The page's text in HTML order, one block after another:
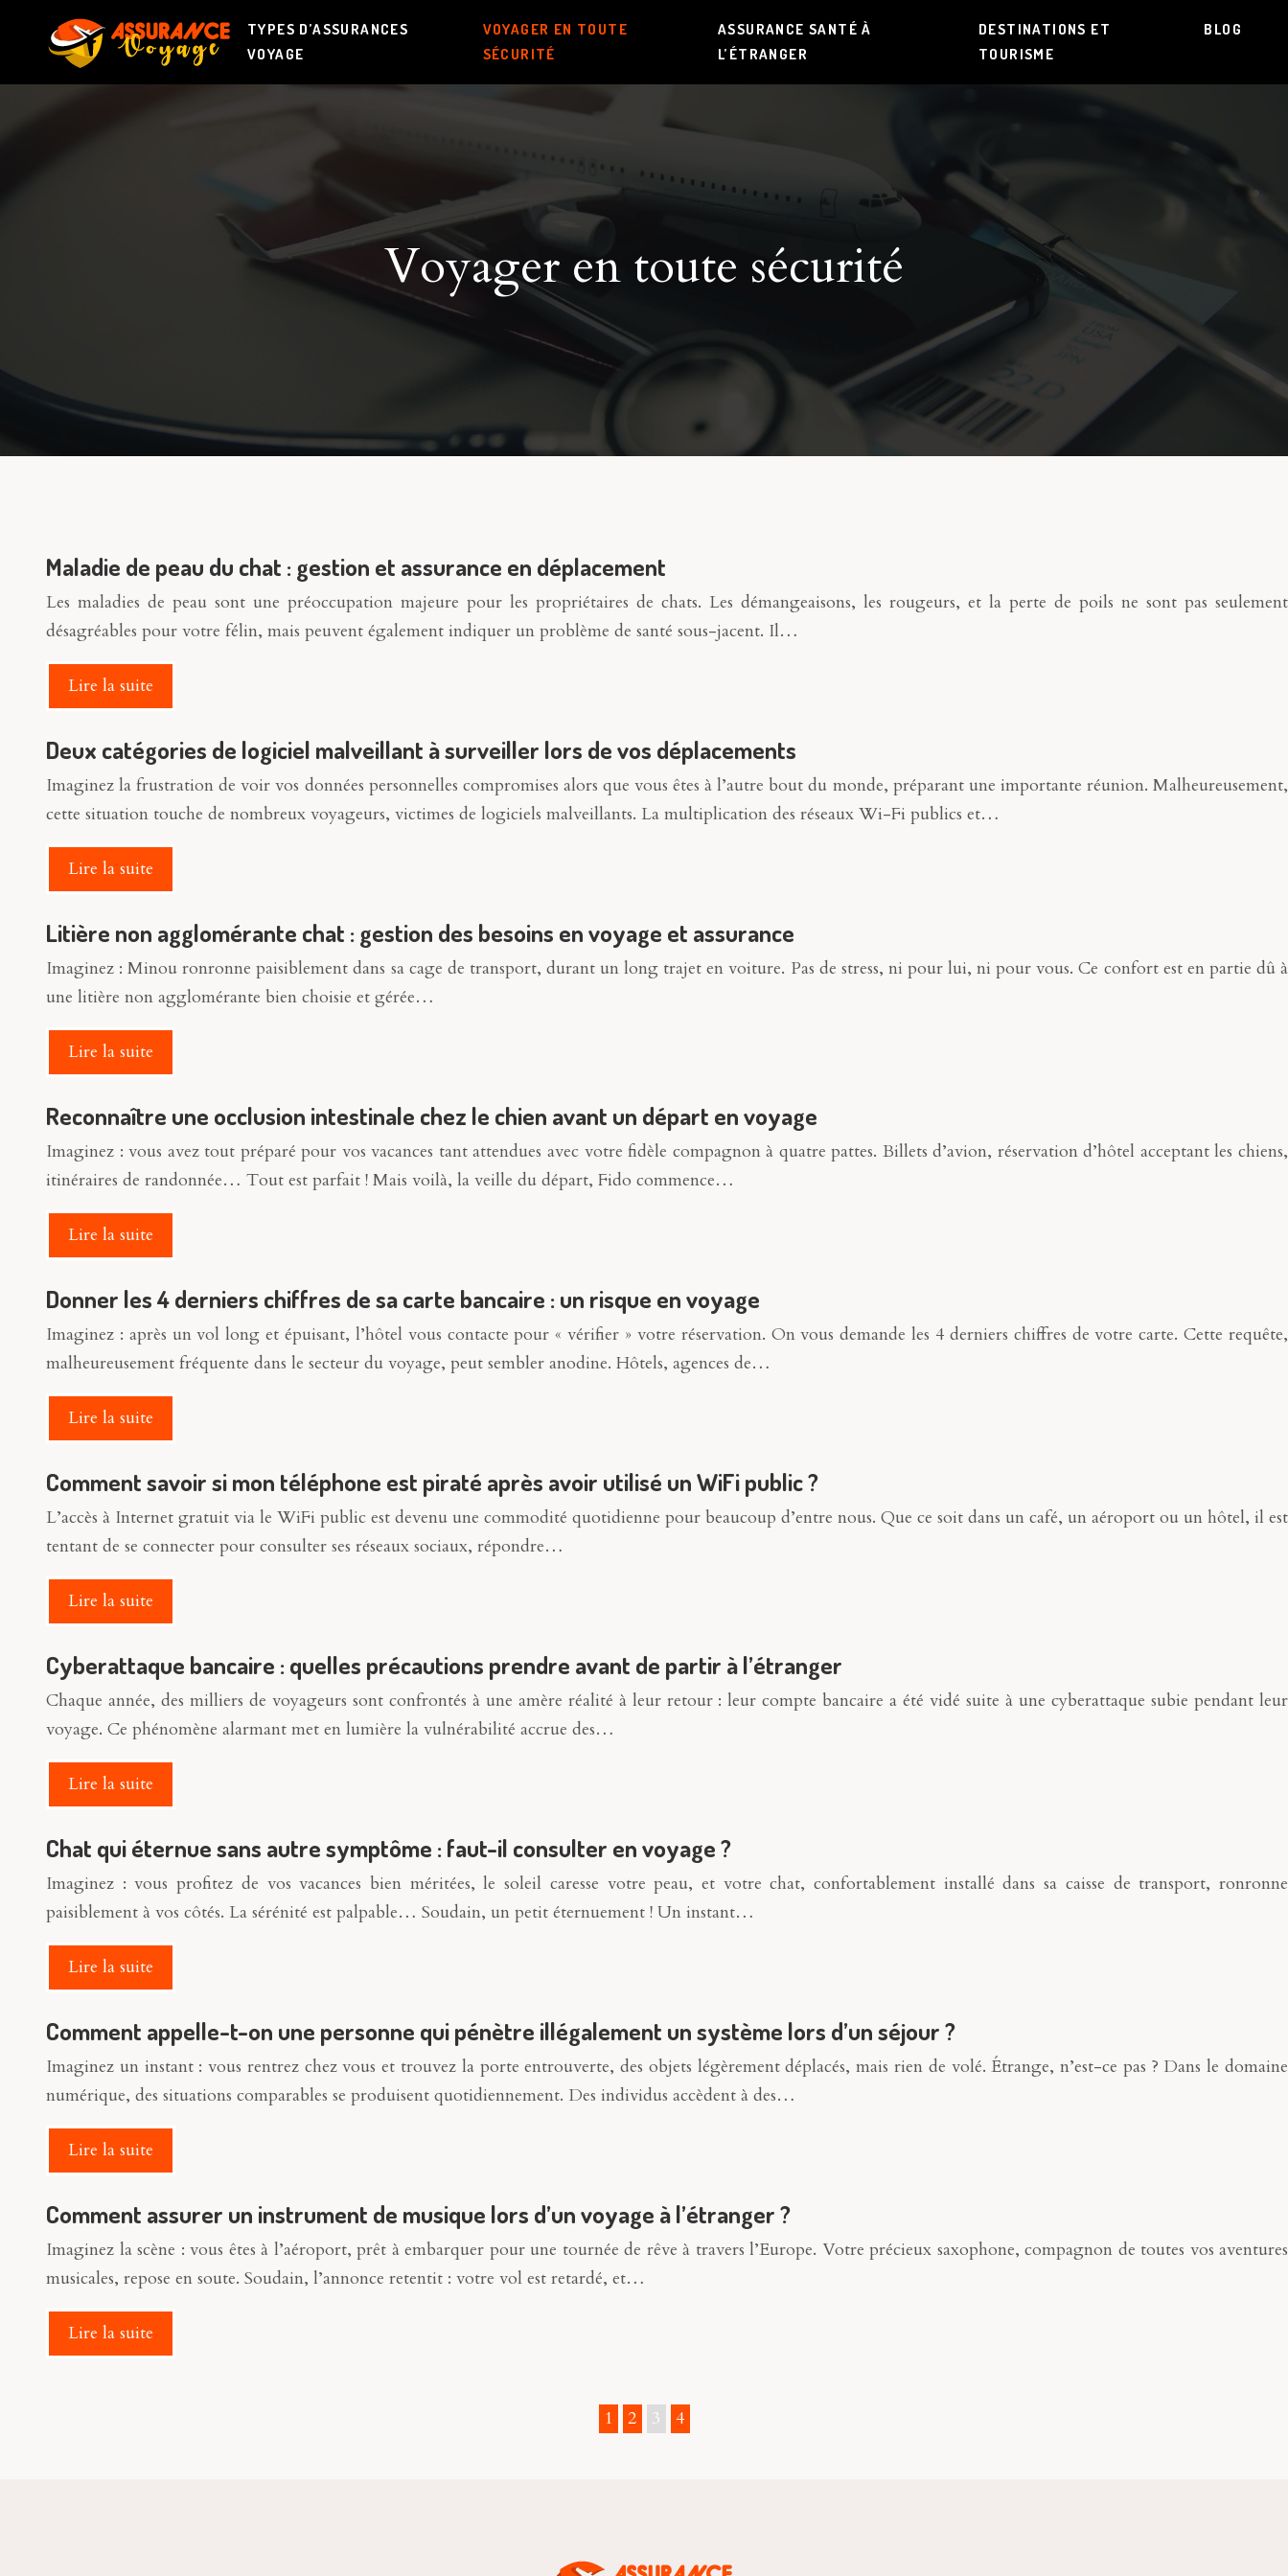
TYPES D’ASSURANCES
VOYAGE
VOYAGER EN TOUTE
SÉCURITÉ
ASSURANCE SANTÉ À
L’ÉTRANGER
DESTINATIONS ET
TOURISME
BLOG
Voyager en toute sécurité
Maladie de peau du chat : gestion et assurance en déplacement
Les maladies de peau sont une préoccupation majeure pour les propriétaires de chats. Les démangeaisons, les rougeurs, et la perte de poils ne sont pas seulement
désagréables pour votre félin, mais peuvent également indiquer un problème de santé sous-jacent. Il…
Lire la suite
Deux catégories de logiciel malveillant à surveiller lors de vos déplacements
Imaginez la frustration de voir vos données personnelles compromises alors que vous êtes à l’autre bout du monde, préparant une importante réunion. Malheureusement,
cette situation touche de nombreux voyageurs, victimes de logiciels malveillants. La multiplication des réseaux Wi-Fi publics et…
Lire la suite
Litière non agglomérante chat : gestion des besoins en voyage et assurance
Imaginez : Minou ronronne paisiblement dans sa cage de transport, durant un long trajet en voiture. Pas de stress, ni pour lui, ni pour vous. Ce confort est en partie dû à
une litière non agglomérante bien choisie et gérée…
Lire la suite
Reconnaître une occlusion intestinale chez le chien avant un départ en voyage
Imaginez : vous avez tout préparé pour vos vacances tant attendues avec votre fidèle compagnon à quatre pattes. Billets d’avion, réservation d’hôtel acceptant les chiens,
itinéraires de randonnée… Tout est parfait ! Mais voilà, la veille du départ, Fido commence…
Lire la suite
Donner les 4 derniers chiffres de sa carte bancaire : un risque en voyage
Imaginez : après un vol long et épuisant, l’hôtel vous contacte pour « vérifier » votre réservation. On vous demande les 4 derniers chiffres de votre carte. Cette requête,
malheureusement fréquente dans le secteur du voyage, peut sembler anodine. Hôtels, agences de…
Lire la suite
Comment savoir si mon téléphone est piraté après avoir utilisé un WiFi public ?
L’accès à Internet gratuit via le WiFi public est devenu une commodité quotidienne pour beaucoup d’entre nous. Que ce soit dans un café, un aéroport ou un hôtel, il est
tentant de se connecter pour consulter ses réseaux sociaux, répondre…
Lire la suite
Cyberattaque bancaire : quelles précautions prendre avant de partir à l’étranger
Chaque année, des milliers de voyageurs sont confrontés à une amère réalité à leur retour : leur compte bancaire a été vidé suite à une cyberattaque subie pendant leur
voyage. Ce phénomène alarmant met en lumière la vulnérabilité accrue des…
Lire la suite
Chat qui éternue sans autre symptôme : faut-il consulter en voyage ?
Imaginez : vous profitez de vos vacances bien méritées, le soleil caresse votre peau, et votre chat, confortablement installé dans sa caisse de transport, ronronne
paisiblement à vos côtés. La sérénité est palpable… Soudain, un petit éternuement ! Un instant…
Lire la suite
Comment appelle-t-on une personne qui pénètre illégalement un système lors d’un séjour ?
Imaginez un instant : vous rentrez chez vous et trouvez la porte entrouverte, des objets légèrement déplacés, mais rien de volé. Étrange, n’est-ce pas ? Dans le domaine
numérique, des situations comparables se produisent quotidiennement. Des individus accèdent à des…
Lire la suite
Comment assurer un instrument de musique lors d’un voyage à l’étranger ?
Imaginez la scène : vous êtes à l’aéroport, prêt à embarquer pour une tournée de rêve à travers l’Europe. Votre précieux saxophone, compagnon de toutes vos aventures
musicales, repose en soute. Soudain, l’annonce retentit : votre vol est retardé, et…
Lire la suite
1 2 3 4